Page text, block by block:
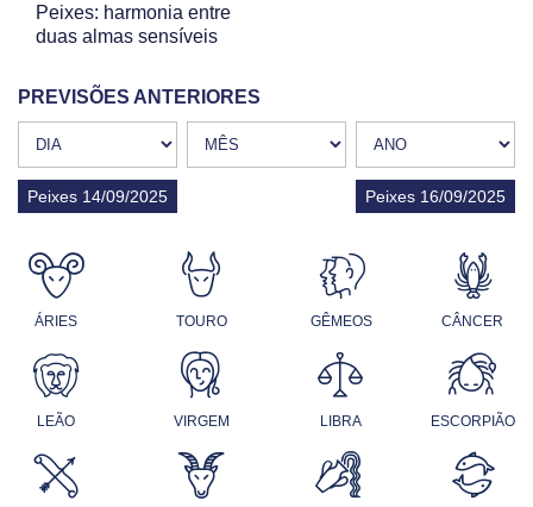
Peixes: harmonia entre
duas almas sensíveis
PREVISÕES ANTERIORES
Peixes 14/09/2025 Peixes 16/09/2025
ÁRIES TOURO GÊMEOS CÂNCER
LEÃO VIRGEM LIBRA ESCORPIÃO